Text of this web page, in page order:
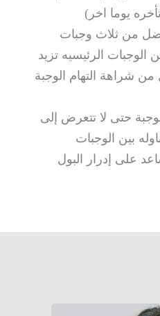
يوما اخر)
من ثلاث وجبات
الوجبات الرئيسيه تزيد
شراهة التهام الوجبة
حتى لا تتعرض إلى
بين الوجبات
على إدرار البول